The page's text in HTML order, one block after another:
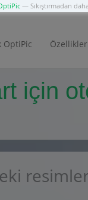
— Sıkıştırmadan
OptiPic Özellikleri
için